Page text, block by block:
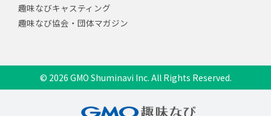
趣味なびキャスティング
趣味なび協会・団体マガジン
© 2026 GMO Shuminavi Inc. All Rights Reserved.